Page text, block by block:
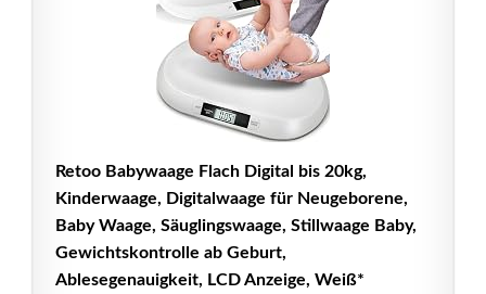
Retoo Babywaage Flach Digital bis 20kg,
Kinderwaage, Digitalwaage für Neugeborene,
Baby Waage, Säuglingswaage, Stillwaage Baby,
Gewichtskontrolle ab Geburt,
Ablesegenauigkeit, LCD Anzeige, Weiß*